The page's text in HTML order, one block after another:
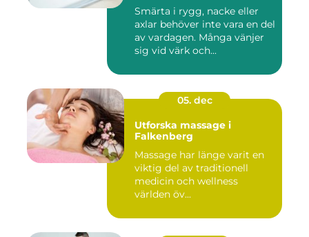
Smärta i rygg, nacke eller
axlar behöver inte vara en del
av vardagen. Många vänjer
sig vid värk och...
05. dec
Utforska massage i
Falkenberg
Massage har länge varit en
viktig del av traditionell
medicin och wellness
världen öv...